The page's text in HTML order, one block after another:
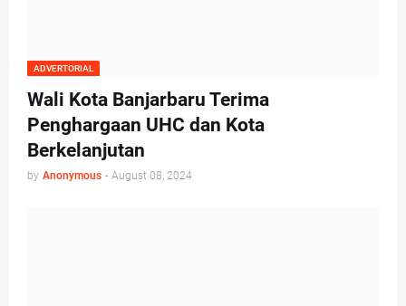
ADVERTORIAL
Wali Kota Banjarbaru Terima
Penghargaan UHC dan Kota
Berkelanjutan
by Anonymous - August 08, 2024